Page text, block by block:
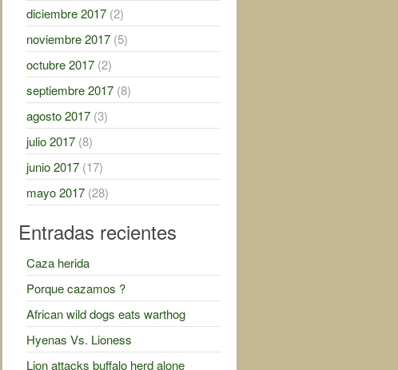
diciembre 2017(2)
noviembre 2017(5)
octubre 2017(2)
septiembre 2017(8)
agosto 2017(3)
julio 2017(8)
junio 2017(17)
mayo 2017(28)
Entradas recientes
Caza herida
Porque cazamos ?
African wild dogs eats warthog
Hyenas Vs. Lioness
Lion attacks buffalo herd alone